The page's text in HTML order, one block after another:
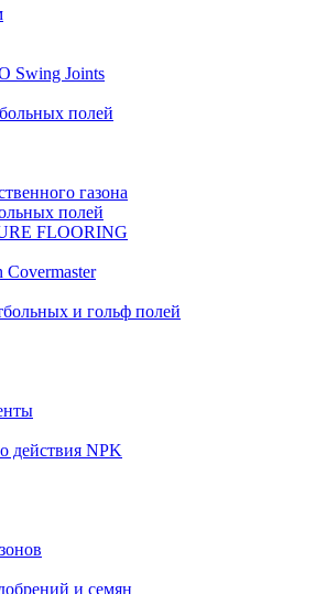
Swing Joints
полей
газона
полей
FLOORING
и гольф полей
действия NPK
и семян